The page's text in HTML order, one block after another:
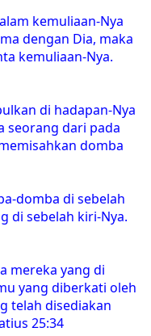
kemuliaan-Nya
dengan Dia, maka
kemuliaan-Nya.
di hadapan-Nya
seorang dari pada
domba
domba di sebelah
di sebelah kiri-Nya.
mereka yang di
yang diberkati oleh
telah disediakan
25:34